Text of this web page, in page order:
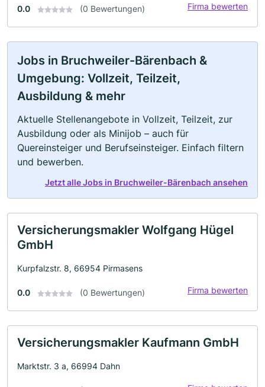
0.0 (0 Bewertungen) Firma bewerten
Jobs in Bruchweiler-Bärenbach &
Umgebung: Vollzeit, Teilzeit,
Ausbildung & mehr
Aktuelle Stellenangebote in Vollzeit, Teilzeit, zur
Ausbildung oder als Minijob – auch für
Quereinsteiger und Berufseinsteiger. Einfach filtern
und bewerben.
Jetzt alle Jobs in Bruchweiler-Bärenbach ansehen
Versicherungsmakler Wolfgang Hügel
GmbH
Kurpfalzstr. 8, 66954 Pirmasens
0.0 (0 Bewertungen) Firma bewerten
Versicherungsmakler Kaufmann GmbH
Marktstr. 3 a, 66994 Dahn